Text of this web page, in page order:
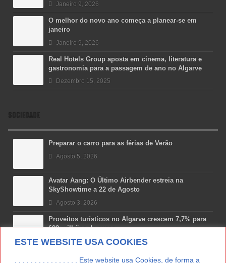
ESTE WEBSITE USA COOKIES
. . . . . . . . . . . . . . . . Este website usa Cookies, de forma a
Janeiro 9, 2026
O melhor do novo ano começa a planear-se em
janeiro
Janeiro 9, 2026
Real Hotels Group aposta em cinema, literatura e
gastronomia para a passagem de ano no Algarve
Dezembro 15, 2025
SOCIEDADE
Preparar o carro para as férias de Verão
Agosto 5, 2026
Avatar Aang: O Último Airbender estreia na
SkyShowtime a 22 de Agosto
Agosto 3, 2026
Proveitos turísticos no Algarve crescem 7,7% para
698 milhões de euros
Julho 31, 2026
Costa Boal Branco 2025: nova colheita reforça